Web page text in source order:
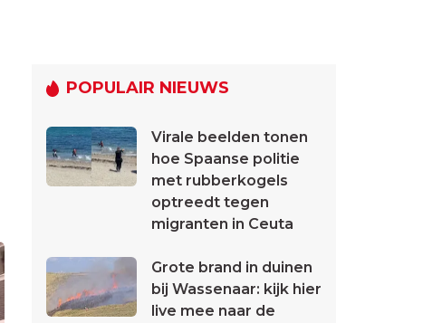
POPULAIR NIEUWS
Virale beelden tonen
hoe Spaanse politie
met rubberkogels
optreedt tegen
migranten in Ceuta
Grote brand in duinen
bij Wassenaar: kijk hier
live mee naar de